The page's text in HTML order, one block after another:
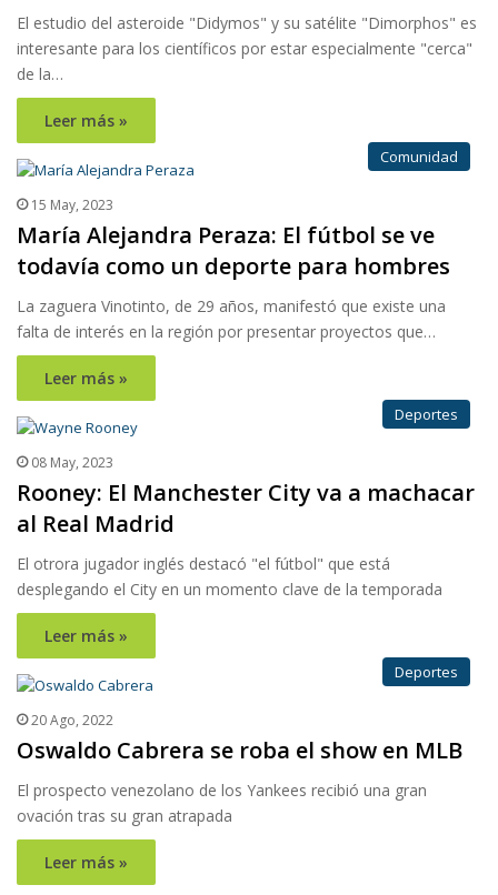
El estudio del asteroide "Didymos" y su satélite "Dimorphos" es
interesante para los científicos por estar especialmente "cerca"
de la…
Leer más »
Comunidad
15 May, 2023
María Alejandra Peraza: El fútbol se ve
todavía como un deporte para hombres
La zaguera Vinotinto, de 29 años, manifestó que existe una
falta de interés en la región por presentar proyectos que…
Leer más »
Deportes
08 May, 2023
Rooney: El Manchester City va a machacar
al Real Madrid
El otrora jugador inglés destacó "el fútbol" que está
desplegando el City en un momento clave de la temporada
Leer más »
Deportes
20 Ago, 2022
Oswaldo Cabrera se roba el show en MLB
El prospecto venezolano de los Yankees recibió una gran
ovación tras su gran atrapada
Leer más »